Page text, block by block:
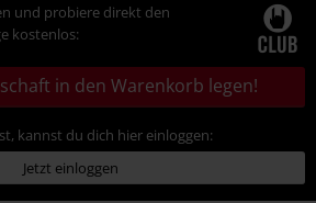
und probiere direkt den
kostenlos:
in den Warenkorb legen!
kannst du dich hier einloggen:
Jetzt einloggen